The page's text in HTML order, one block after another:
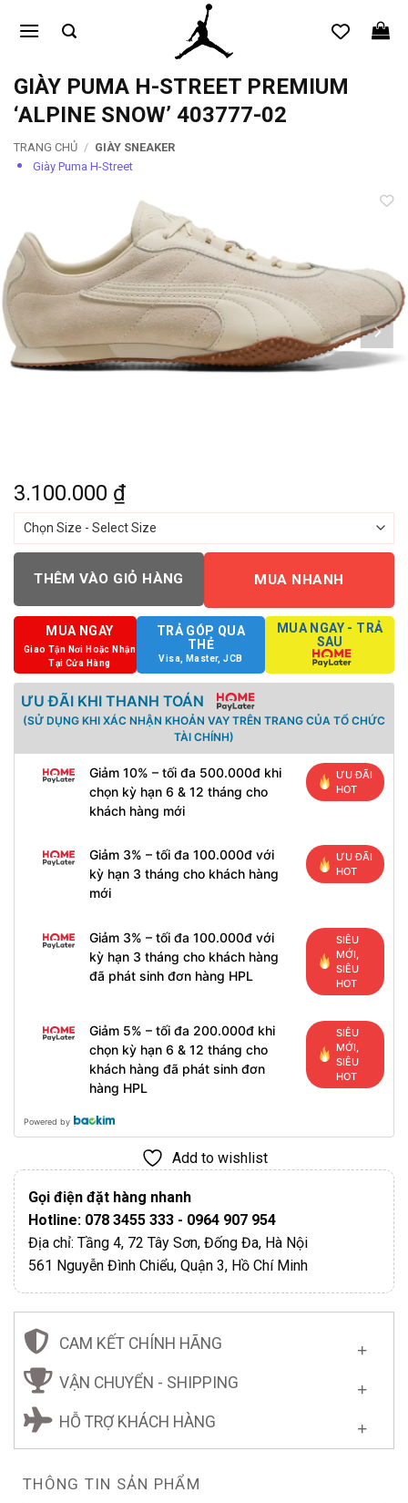
qua
dungGIÀY PUMA H-STREET PREMIUM
‘ALPINE SNOW’ 403777-02
TRANG CHỦ / GIÀY SNEAKER
Giày Puma H-Street
3.100.000 ₫
THÊM VÀO GIỎ HÀNG MUA NHANH
MUA NGAY
Giao Tận Nơi Hoặc Nhận
Tại Cửa Hàng
TRẢ GÓP QUA
THẺ
Visa, Master, JCB
MUA NGAY - TRẢ
SAU
ƯU ĐÃI KHI THANH TOÁN
(SỬ DỤNG KHI XÁC NHẬN KHOẢN VAY TRÊN TRANG CỦA TỔ CHỨC
TÀI CHÍNH)
Giảm 10% – tối đa 500.000đ khi
chọn kỳ hạn 6 & 12 tháng cho
khách hàng mới
ƯU ĐÃI
HOT
Giảm 3% – tối đa 100.000đ với
kỳ hạn 3 tháng cho khách hàng
mới
ƯU ĐÃI
HOT
Giảm 3% – tối đa 100.000đ với
kỳ hạn 3 tháng cho khách hàng
đã phát sinh đơn hàng HPL
SIÊU
MỚI,
SIÊU
HOT
Giảm 5% – tối đa 200.000đ khi
chọn kỳ hạn 6 & 12 tháng cho
khách hàng đã phát sinh đơn
hàng HPL
SIÊU
MỚI,
SIÊU
HOT
Powered by
Add to wishlist
Gọi điện đặt hàng nhanh
Hotline: 078 3455 333 - 0964 907 954
Địa chỉ: Tầng 4, 72 Tây Sơn, Đống Đa, Hà Nội
561 Nguyễn Đình Chiểu, Quận 3, Hồ Chí Minh
CAM KẾT CHÍNH HÃNG
VẬN CHUYỂN - SHIPPING
HỖ TRỢ KHÁCH HÀNG
THÔNG TIN SẢN PHẨM